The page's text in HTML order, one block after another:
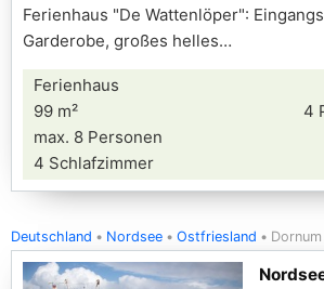
Ferienhaus "De Wattenlöper":
Garderobe, großes helles
Ferienhaus
99 m²
max. 8 Personen
4 Schlafzimmer
4
Deutschland Nordsee Ostfriesland Dornum